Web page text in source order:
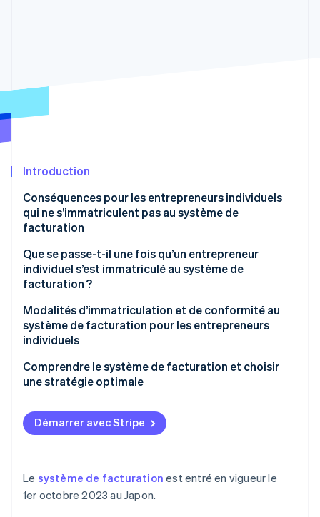
Élimination du carbone
Stripe Sessions 2026
Regarder la vidéo
Introduction
Conséquences pour les entrepreneurs individuels
qui ne s’immatriculent pas au système de
facturation
Annulation des transactions existantes et nouveaux
clients
facturation
Entreprises non immatriculées au système de
Que se passe-t-il une fois qu’un entrepreneur
individuel s’est immatriculé au système de
facturation ?
Mesures applicables aux entreprises exonérées
fiscalement
Modalités d’immatriculation et de conformité au
système de facturation pour les entrepreneurs
individuels
Comprendre le système de facturation et choisir
une stratégie optimale
Démarrer avec Stripe
Le système de facturation est entré en vigueur le
1er octobre 2023 au Japon.